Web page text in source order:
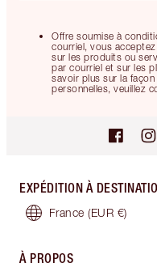
Offre soumise à
courriel, vous
sur les produits ou
par courriel et sur les
savoir plus sur la
personnelles, veuillez
EXPÉDITION À
France (EUR €)
À PROPOS